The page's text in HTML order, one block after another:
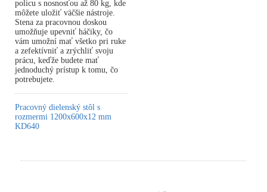
policu s nosnosťou až 80 kg, kde
môžete uložiť väčšie nástroje.
Stena za pracovnou doskou
umožňuje upevniť háčiky, čo
vám umožní mať všetko pri ruke
a zefektívniť a zrýchliť svoju
prácu, keďže budete mať
jednoduchý prístup k tomu, čo
potrebujete.
Pracovný dielenský stôl s
rozmermi 1200x600x12 mm
KD640